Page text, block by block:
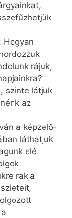
Hogyan
rájuk,
szinte látjuk
az
a képzelő­
láthatjuk
elé
rakja